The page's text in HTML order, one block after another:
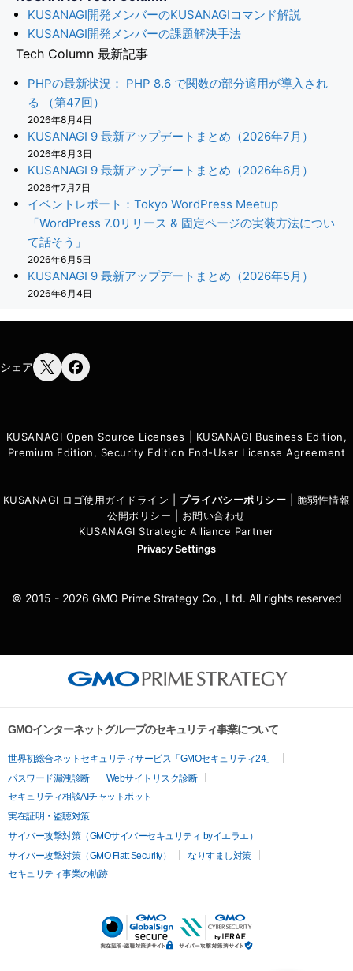
KUSANAGI開発メンバーのKUSANAGIコマンド解説
KUSANAGI開発メンバーの課題解決手法
Tech Column 最新記事
PHPの最新状況： PHP 8.6 で関数の部分適用が導入され
る （第47回）
2026年8月4日
KUSANAGI 9 最新アップデートまとめ（2026年7月）
2026年8月3日
KUSANAGI 9 最新アップデートまとめ（2026年6月）
2026年7月7日
イベントレポート：Tokyo WordPress Meetup
「WordPress 7.0リリース & 固定ページの実装方法につい
て話そう」
2026年6月5日
KUSANAGI 9 最新アップデートまとめ（2026年5月）
2026年6月4日
シェア
KUSANAGI Open Source Licenses
KUSANAGI Business Edition,
Premium Edition, Security Edition End-User License Agreement
KUSANAGI ロゴ使用ガイドライン プライバシーポリシー
脆弱性情報
公開ポリシー
お問い合わせ
KUSANAGI Strategic Alliance Partner
Privacy Settings
© 2015 - 2026 GMO Prime Strategy Co., Ltd. All rights reserved
GMOインターネットグループのセキュリティ事業について
世界初総合ネットセキュリティサービス「GMOセキュリティ24」
パスワード漏洩診断
Webサイトリスク診断
セキュリティ相談AIチャットボット
実在証明・盗聴対策
サイバー攻撃対策（GMOサイバーセキュリティ byイエラエ）
サイバー攻撃対策（GMO Flatt Security）
なりすまし対策
セキュリティ事業の軌跡